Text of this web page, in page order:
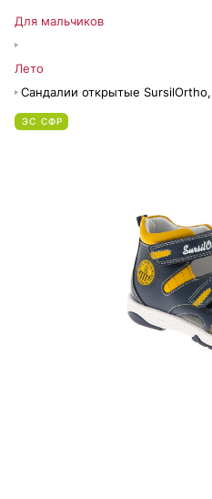
Для мальчиков
Лето
Сандалии открытые
ЭС СФР